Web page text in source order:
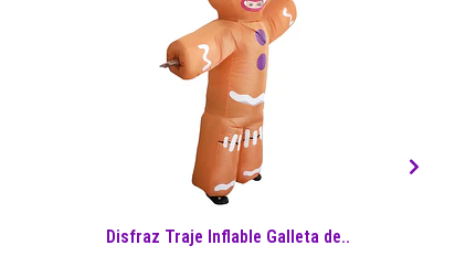
Disfraz Traje Inflable Galleta de..